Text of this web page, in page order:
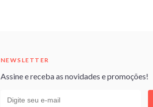
NEWSLETTER
Assine e receba as novidades e promoções!